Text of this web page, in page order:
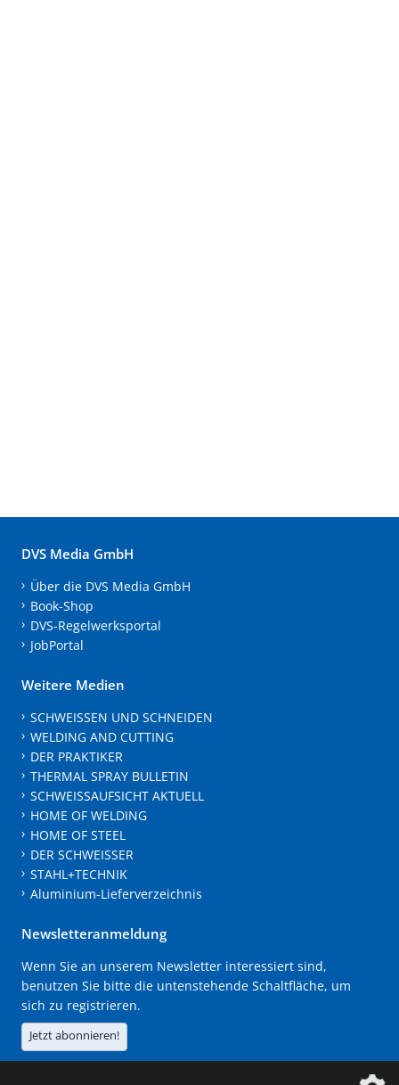
DVS Media GmbH
Über die DVS Media GmbH
Book-Shop
DVS-Regelwerksportal
JobPortal
Weitere Medien
SCHWEISSEN UND SCHNEIDEN
WELDING AND CUTTING
DER PRAKTIKER
THERMAL SPRAY BULLETIN
SCHWEISSAUFSICHT AKTUELL
HOME OF WELDING
HOME OF STEEL
DER SCHWEISSER
STAHL+TECHNIK
Aluminium-Lieferverzeichnis
Newsletteranmeldung
Wenn Sie an unserem Newsletter interessiert sind,
benutzen Sie bitte die untenstehende Schaltfläche, um
sich zu registrieren.
Jetzt abonnieren!